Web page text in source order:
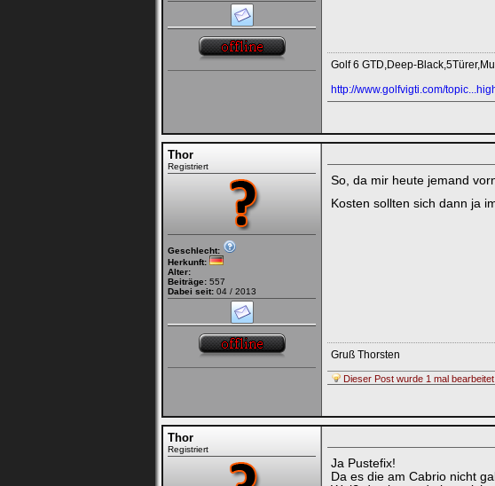
Golf 6 GTD,Deep-
http://www.golfvigti.com/
Thor
Registriert
Geschlecht:
Herkunft:
Alter:
Beiträge: 557
Dabei seit: 04 / 2013
So, da mir heute jemand
Kosten sollten sich dann ja
Gruß Thorsten
Dieser Post wurde 1 mal
Thor
Registriert
Ja Pustefix!
Da es die am Cabrio nicht